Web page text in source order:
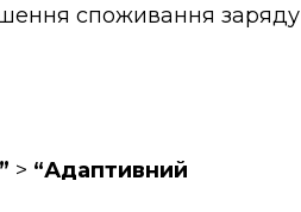
споживання заряду
> “Адаптивний